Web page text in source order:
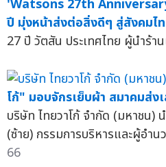
'Watsons 27th
ปี มุ่งหน้าส่งต่อสิ่งดีๆ สู่สังคมไ
27 ปี วัตสัน ประเทศไทย ผู้นำร้า
โก้" มอบจักรเย็บผ้า สมาคมส่ง
บริษัท ไทยวาโก้ จำกัด (มหาชน)
(ซ้าย) กรรมการบริหารและผู้อำน
66